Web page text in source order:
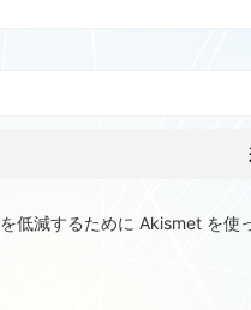
低減するために Akismet を使